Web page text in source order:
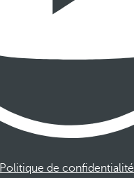
Politique de confidentialité